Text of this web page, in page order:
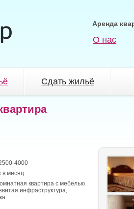
Аренда
О нас
Сдать жильё
4000
в месяц
квартира с мебелью
инфраструктура,